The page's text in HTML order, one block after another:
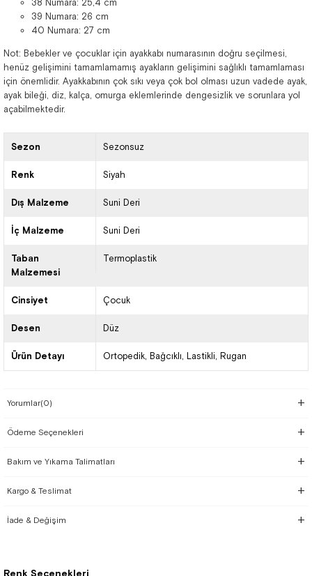
38 Numara: 25,4 cm
39 Numara: 26 cm
40 Numara: 27 cm
Not: Bebekler ve çocuklar için ayakkabı numarasının doğru seçilmesi,
henüz gelişimini tamamlamamış ayakların gelişimini sağlıklı tamamlaması
için önemlidir. Ayakkabının çok sıkı veya çok bol olması uzun vadede ayak,
ayak bileği, diz, kalça, omurga eklemlerinde dengesizlik ve sorunlara yol
açabilmektedir.
Sezon Sezonsuz
Renk Siyah
Dış Malzeme Suni Deri
İç Malzeme Suni Deri
Taban
Malzemesi
Termoplastik
Cinsiyet Çocuk
Desen Düz
Ürün Detayı Ortopedik Bağcıklı Lastikli Rugan
Yorumlar(0)
Ödeme Seçenekleri
Bakım ve Yıkama Talimatları
Kargo & Teslimat
İade & Değişim
Renk Seçenekleri